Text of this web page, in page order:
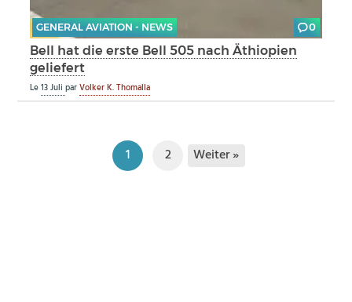
GENERAL AVIATION - NEWS 0
Bell hat die erste Bell 505 nach Äthiopien
geliefert
Le13 JuliparVolker K. Thomalla
1 2 Weiter »